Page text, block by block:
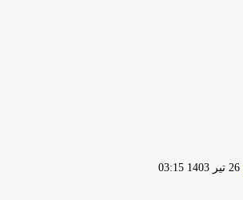
ارسال
26 تیر 1403 03:15